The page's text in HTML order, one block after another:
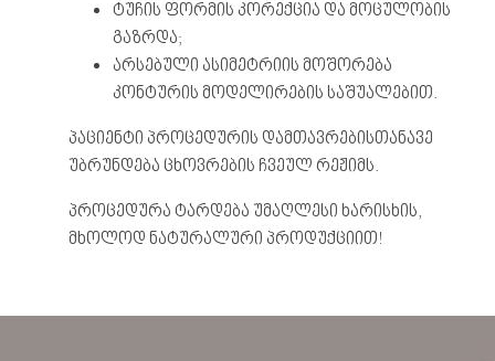
ტუჩის ფორმის კორექცია და მოცულობის
გაზრდა;
არსებული ასიმეტრიის მოშორება
კონტურის მოდელირების საშუალებით.
პაციენტი პროცედურის დამთავრებისთანავე
უბრუნდება ცხოვრების ჩვეულ რეჟიმს.
პროცედურა ტარდება უმაღლესი ხარისხის,
მხოლოდ ნატურალური პროდუქციით!